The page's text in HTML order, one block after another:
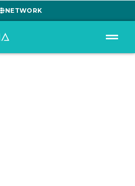
NETWORK